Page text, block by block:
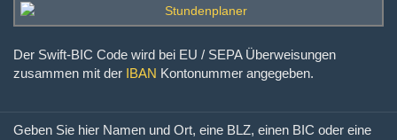
Der Swift-BIC Code wird bei EU / SEPA Überweisungen
zusammen mit der IBAN Kontonummer angegeben.
Geben Sie hier Namen und Ort, eine BLZ, einen BIC oder eine